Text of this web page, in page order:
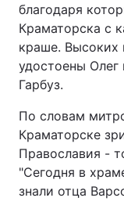
благодаря
Краматорска с
краше. Высоких
удостоены
Гарбуз.
По словам
Краматорске
Православия -
"Сегодня в
знали отца